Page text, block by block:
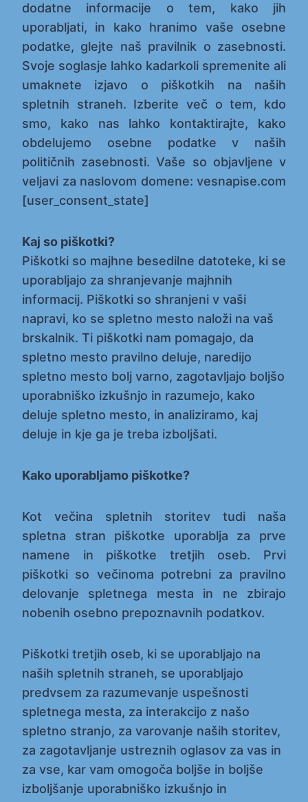
dodatne informacije o tem, kako jih
uporabljati, in kako hranimo vaše osebne
podatke, glejte naš pravilnik o zasebnosti.
Svoje soglasje lahko kadarkoli spremenite ali
umaknete izjavo o piškotkih na naših
spletnih straneh. Izberite več o tem, kdo
smo, kako nas lahko kontaktirajte, kako
obdelujemo osebne podatke v naših
političnih zasebnosti. Vaše so objavljene v
veljavi za naslovom domene: vesnapise.com
[user_consent_state]
Kaj so piškotki?
Piškotki so majhne besedilne datoteke, ki se
uporabljajo za shranjevanje majhnih
informacij. Piškotki so shranjeni v vaši
napravi, ko se spletno mesto naloži na vaš
brskalnik. Ti piškotki nam pomagajo, da
spletno mesto pravilno deluje, naredijo
spletno mesto bolj varno, zagotavljajo boljšo
uporabniško izkušnjo in razumejo, kako
deluje spletno mesto, in analiziramo, kaj
deluje in kje ga je treba izboljšati.
Kako uporabljamo piškotke?
Kot večina spletnih storitev tudi naša
spletna stran piškotke uporablja za prve
namene in piškotke tretjih oseb. Prvi
piškotki so večinoma potrebni za pravilno
delovanje spletnega mesta in ne zbirajo
nobenih osebno prepoznavnih podatkov.
Piškotki tretjih oseb, ki se uporabljajo na
naših spletnih straneh, se uporabljajo
predvsem za razumevanje uspešnosti
spletnega mesta, za interakcijo z našo
spletno stranjo, za varovanje naših storitev,
za zagotavljanje ustreznih oglasov za vas in
za vse, kar vam omogoča boljše in boljše
izboljšanje uporabniško izkušnjo in